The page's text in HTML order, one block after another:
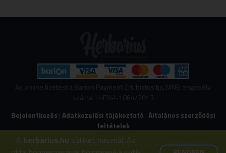
Az online fizetést a Barion Payment Zrt. biztosítja, MNB engedély
száma: H-EN-I-1064/2013
Bejelentkezés |Adatkezelési tájékoztató |Általános szerződési
feltételek
© Copyright 2026 Herbarius | All Rights Reserved. | Designed by
A herbarius.hu sütiket használ. Az